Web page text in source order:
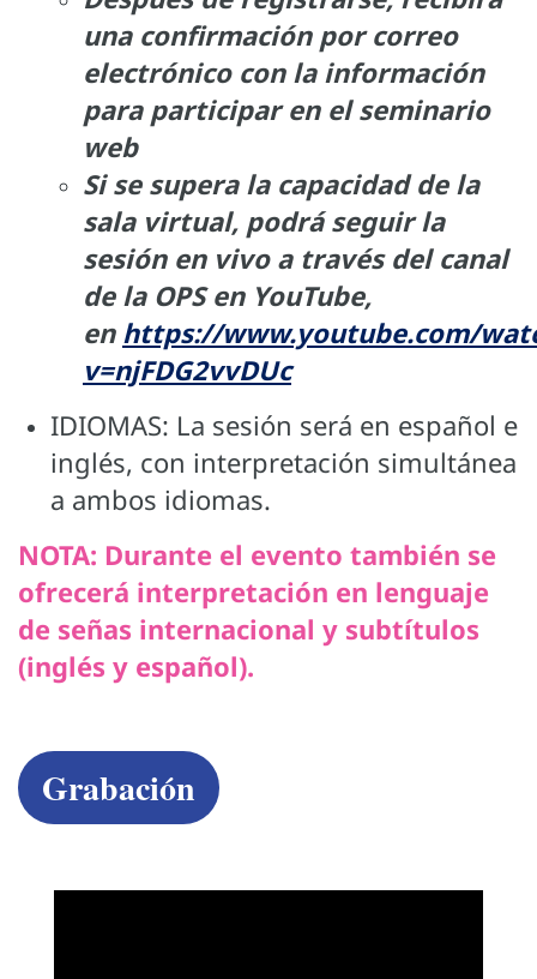
una confirmación por correo
electrónico con la información
para participar en el seminario
web
Si se supera la capacidad de la
sala virtual, podrá seguir la
sesión en vivo a través del canal
de la OPS en YouTube,
en https://www.youtube.com/
v=njFDG2vvDUc
IDIOMAS: La sesión será en español e
inglés, con interpretación simultánea
a ambos idiomas.
NOTA: Durante el evento también se
ofrecerá interpretación en lenguaje
de señas internacional y subtítulos
(inglés y español).
Grabación